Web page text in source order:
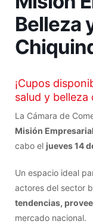
Belleza
¡Cupos
salud y belleza
La Cámara de
Misión
cabo el jueves 14
Un espacio ideal
actores del sector
tendencias,
mercado nacional.